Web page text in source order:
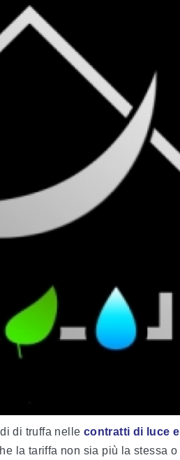
di truffa nelle contratti di luce
la tariffa non sia più la stessa